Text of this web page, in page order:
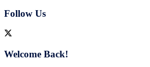
Follow Us
Welcome Back!